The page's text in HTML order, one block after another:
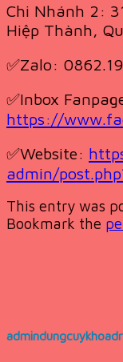
Chi Nhánh 2:
Hiệp Thành,
✅Zalo:
✅Inbox
https://
✅Website:
admin/
This entry was
Bookmark the